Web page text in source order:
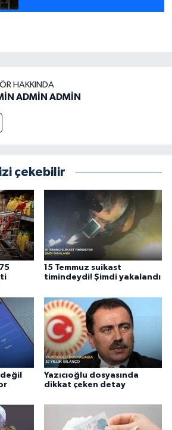
HAKKINDA
ADMİN ADMİN
çekebilir
15 Temmuz suikast
timindeydi! Şimdi yakalandı
Yazıcıoğlu dosyasında
dikkat çeken detay